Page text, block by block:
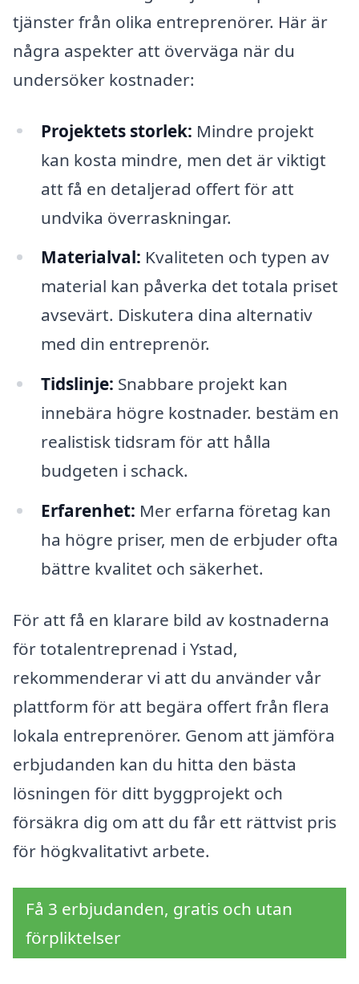
tjänster från olika entreprenörer. Här är
några aspekter att överväga när du
undersöker kostnader:
Projektets storlek: Mindre projekt
kan kosta mindre, men det är viktigt
att få en detaljerad offert för att
undvika överraskningar.
Materialval: Kvaliteten och typen av
material kan påverka det totala priset
avsevärt. Diskutera dina alternativ
med din entreprenör.
Tidslinje: Snabbare projekt kan
innebära högre kostnader. bestäm en
realistisk tidsram för att hålla
budgeten i schack.
Erfarenhet: Mer erfarna företag kan
ha högre priser, men de erbjuder ofta
bättre kvalitet och säkerhet.
För att få en klarare bild av kostnaderna
för totalentreprenad i Ystad,
rekommenderar vi att du använder vår
plattform för att begära offert från flera
lokala entreprenörer. Genom att jämföra
erbjudanden kan du hitta den bästa
lösningen för ditt byggprojekt och
försäkra dig om att du får ett rättvist pris
för högkvalitativt arbete.
Få 3 erbjudanden, gratis och utan
förpliktelser